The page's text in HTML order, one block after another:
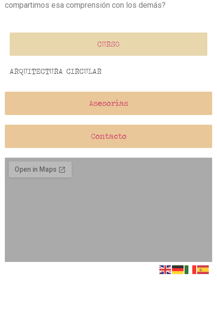
compartimos esa comprensión con los demás?
CURSO
ARQUITECTURA CIRCULAR
Asesorías
Contacto